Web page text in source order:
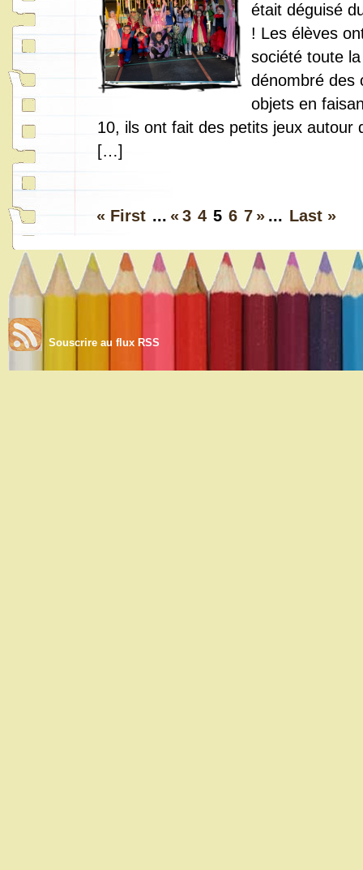
était déguisé
! Les élèves
société toute
dénombré des
objets en
10, ils ont fait des petits jeux autour
[…]
« First ... « 3 4 5 6 7 » ... Last »
Souscrire au flux RSS